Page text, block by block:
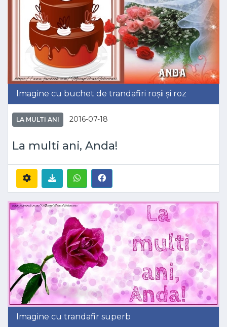
Imagine cu buchet de trandafiri roșii și roz
LA MULTI ANI 2016-07-18
La multi ani, Anda!
Imagine cu trandafir superb